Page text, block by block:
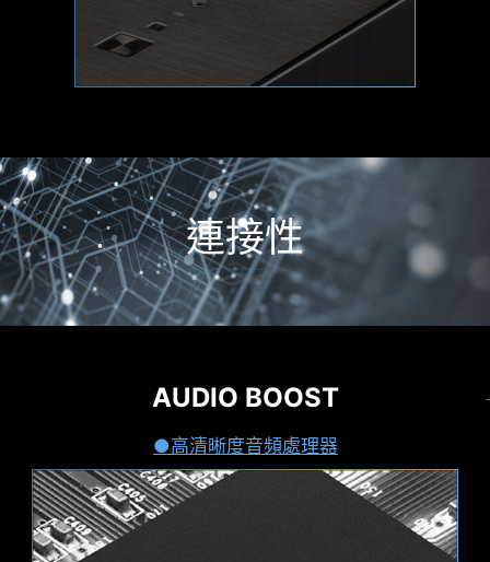
SYSTEM SAFETY
MSI PRO 全系列主機板在BIOS中皆導入 SECURITY
功能，不論在商務或日常使用上，皆能為您保護個
資文件資料。
SECURE BOOT
啟動時，韌體將會檢測每個啟動軟體
的訊號，包含UEFI 韌體驅動、EFI 應
用程式和操作系統。當訊號是有效
時，主機將會啟動。
RESIZABLE BAR
Resizable BAR (Re-Size BAR)是一項進階PCI
Express 功能，可以讓CPU一次完整存取GPU的記
連接性
網路連線
AUDIO BOOST
高清晰度音頻處理器
輕鬆延伸您的RGB體驗
利用 Mystic Light 擴充插槽，可以增添RGB 燈條或
其他 RGB裝置設備。Mystic Light 軟體直覺式介
面，更方便您操作控制，無需再另外單購RGB控制
器。
高頻寬、低延遲網路連線
MSI 配置優質網路解決方案，更快的驚人傳輸速
度，徹底滿足玩家的苛刻要求。